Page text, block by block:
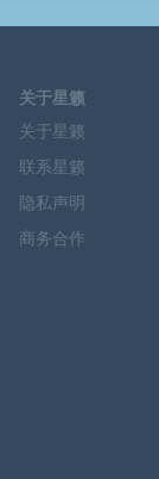
关于星籁
关于星籁
联系星籁
隐私声明
商务合作